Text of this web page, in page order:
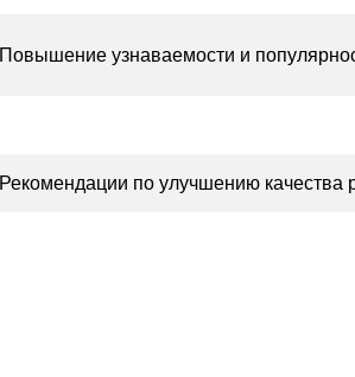
Повышение узнаваемости и
Рекомендации по улучшению качества